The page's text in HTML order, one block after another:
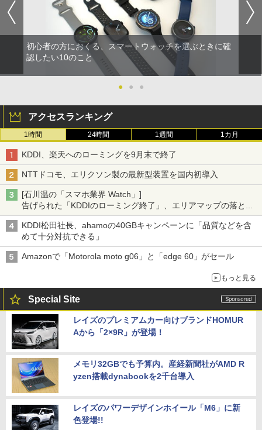
初心者の方におくる、スマートウォッチを選ぶときに確
認したい10のこと
● ● ●
アクセスランキング
1時間 24時間 1週間 1カ月
KDDI、楽天へのローミングを9月末で終了
NTTドコモ、エリクソン製の最新型装置を国内初導入
[石川温の「スマホ業界 Watch」]
告げられた「KDDIのローミング終了」、エリアマップの落とし
穴と楽天モバイルの課題
KDDI松田社長、ahamoの40GBキャンペーンに「品質などを含
めて十分対抗できる」
Amazonで「Motorola moto g06」と「edge 60」がセール
もっと見る
Special Site
レイズのプレミアムカー向けブランドHOMUR
Aから「2×9R」が登場！
メモリ32GBでも予算内。産経新聞社がAMD R
yzen搭載dynabookを2千台導入
レイズのパワーデザインホイール「M6」に新
色登場!!